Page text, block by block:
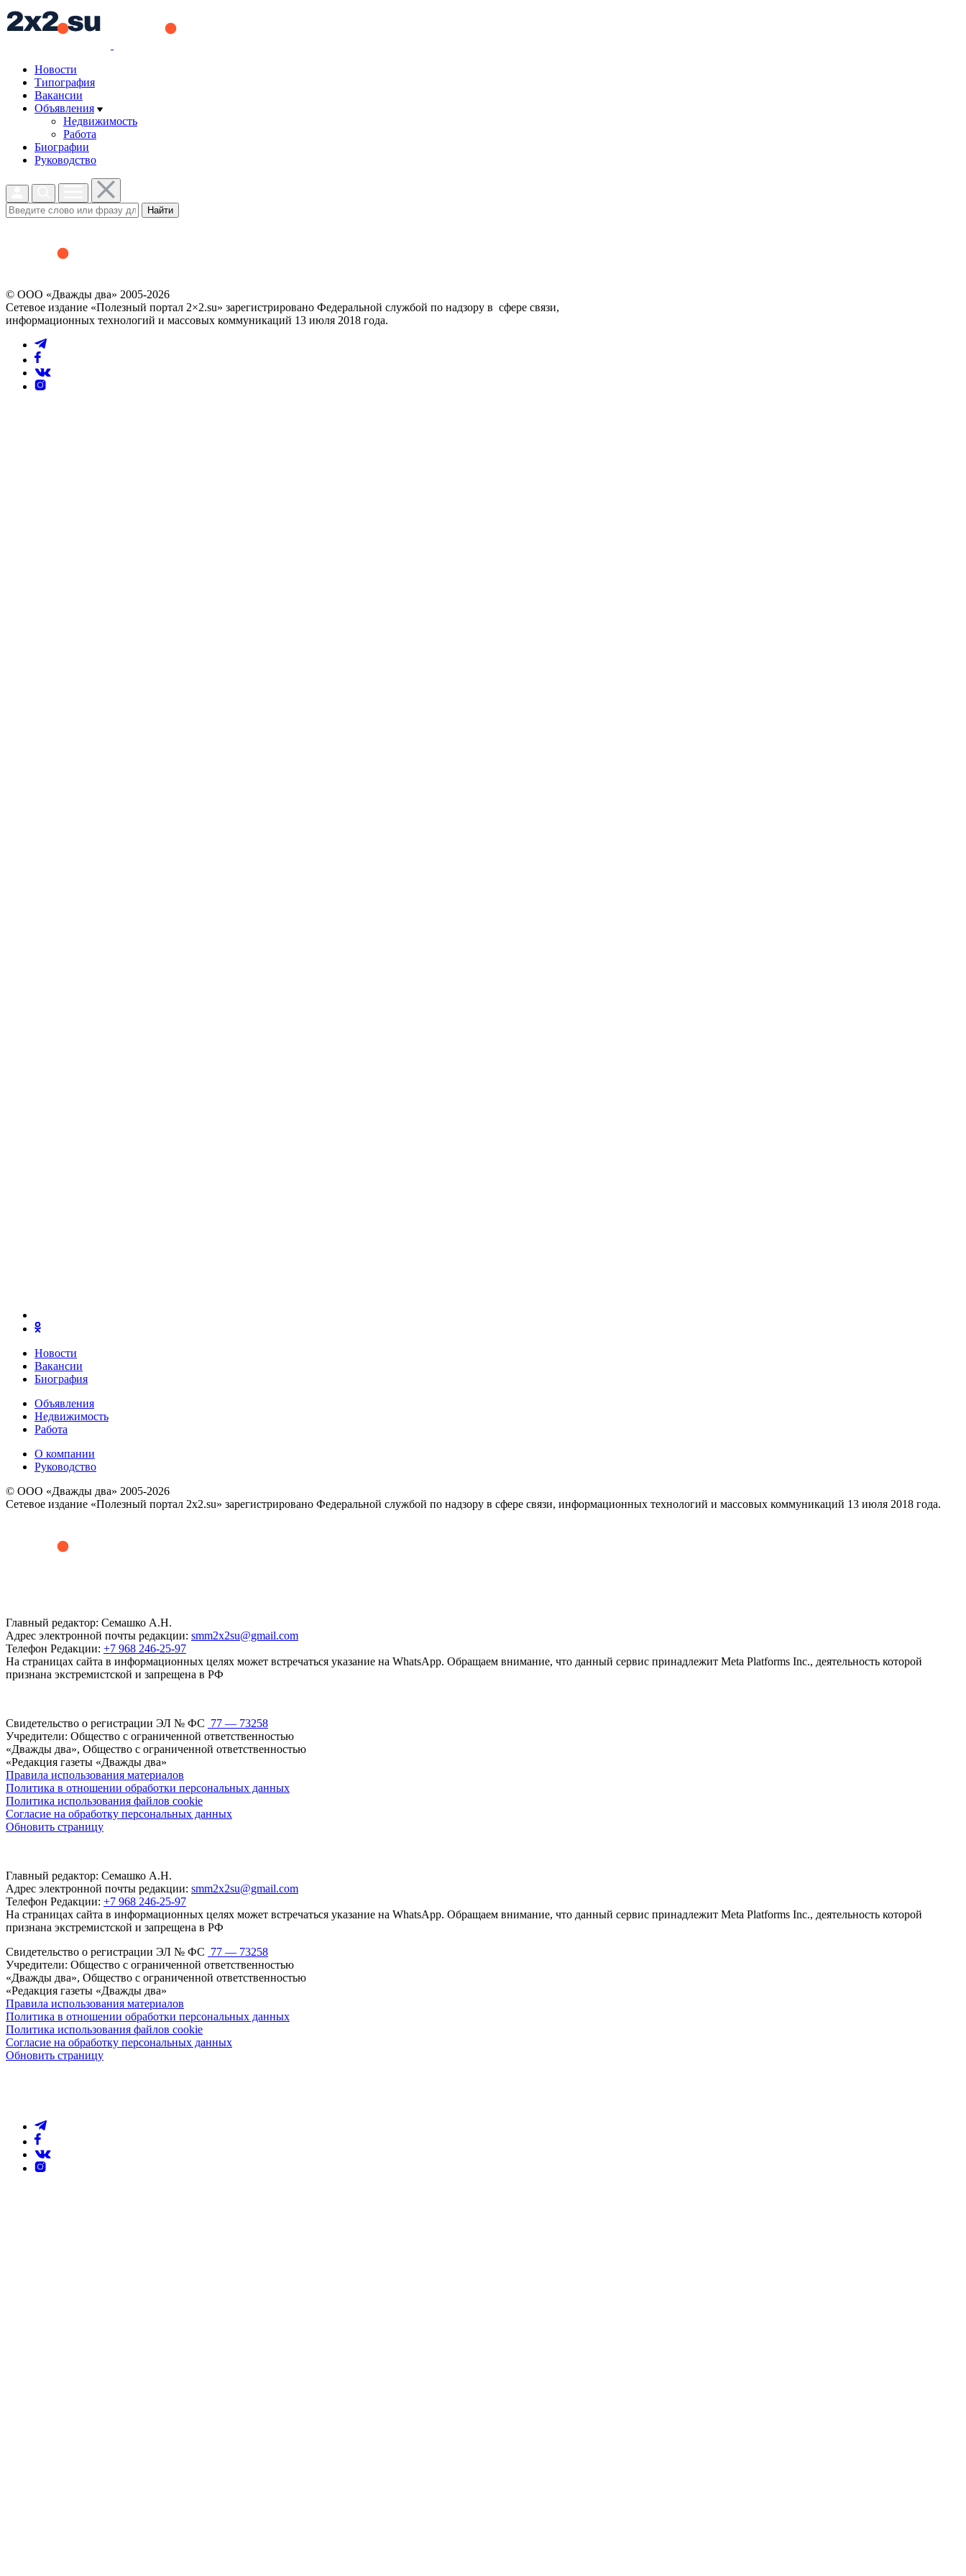
Новости
Типография
Вакансии
Объявления
Недвижимость
Работа
Биографии
Руководство
Найти
© ООО «Дважды два» 2005-2026
Сетевое издание «Полезный портал 2×2.su» зарегистрировано Федеральной службой по надзору в сфере связи,
информационных технологий и массовых коммуникаций 13 июля 2018 года.
Новости
Вакансии
Биография
Объявления
Недвижимость
Работа
О компании
Руководство
© ООО «Дважды два» 2005-2026
Сетевое издание «Полезный портал 2x2.su» зарегистрировано Федеральной службой по надзору в сфере связи, информационных технологий и массовых коммуникаций 13 июля 2018 года.
Главный редактор: Семашко А.Н.
Адрес электронной почты редакции: smm2x2su@gmail.com
Телефон Редакции: +7 968 246-25-97
На страницах сайта в информационных целях может встречаться указание на WhatsApp. Обращаем внимание, что данный сервис принадлежит Meta Platforms Inc., деятельность которой
признана экстремистской и запрещена в РФ
Свидетельство о регистрации ЭЛ № ФС 77 — 73258
Учредители: Общество с ограниченной ответственностью
«Дважды два», Общество с ограниченной ответственностью
«Редакция газеты «Дважды два»
Правила использования материалов
Политика в отношении обработки персональных данных
Политика использования файлов cookie
Согласие на обработку персональных данных
Обновить страницу
Главный редактор: Семашко А.Н.
Адрес электронной почты редакции: smm2x2su@gmail.com
Телефон Редакции: +7 968 246-25-97
На страницах сайта в информационных целях может встречаться указание на WhatsApp. Обращаем внимание, что данный сервис принадлежит Meta Platforms Inc., деятельность которой
признана экстремистской и запрещена в РФ
Свидетельство о регистрации ЭЛ № ФС 77 — 73258
Учредители: Общество с ограниченной ответственностью
«Дважды два», Общество с ограниченной ответственностью
«Редакция газеты «Дважды два»
Правила использования материалов
Политика в отношении обработки персональных данных
Политика использования файлов cookie
Согласие на обработку персональных данных
Обновить страницу